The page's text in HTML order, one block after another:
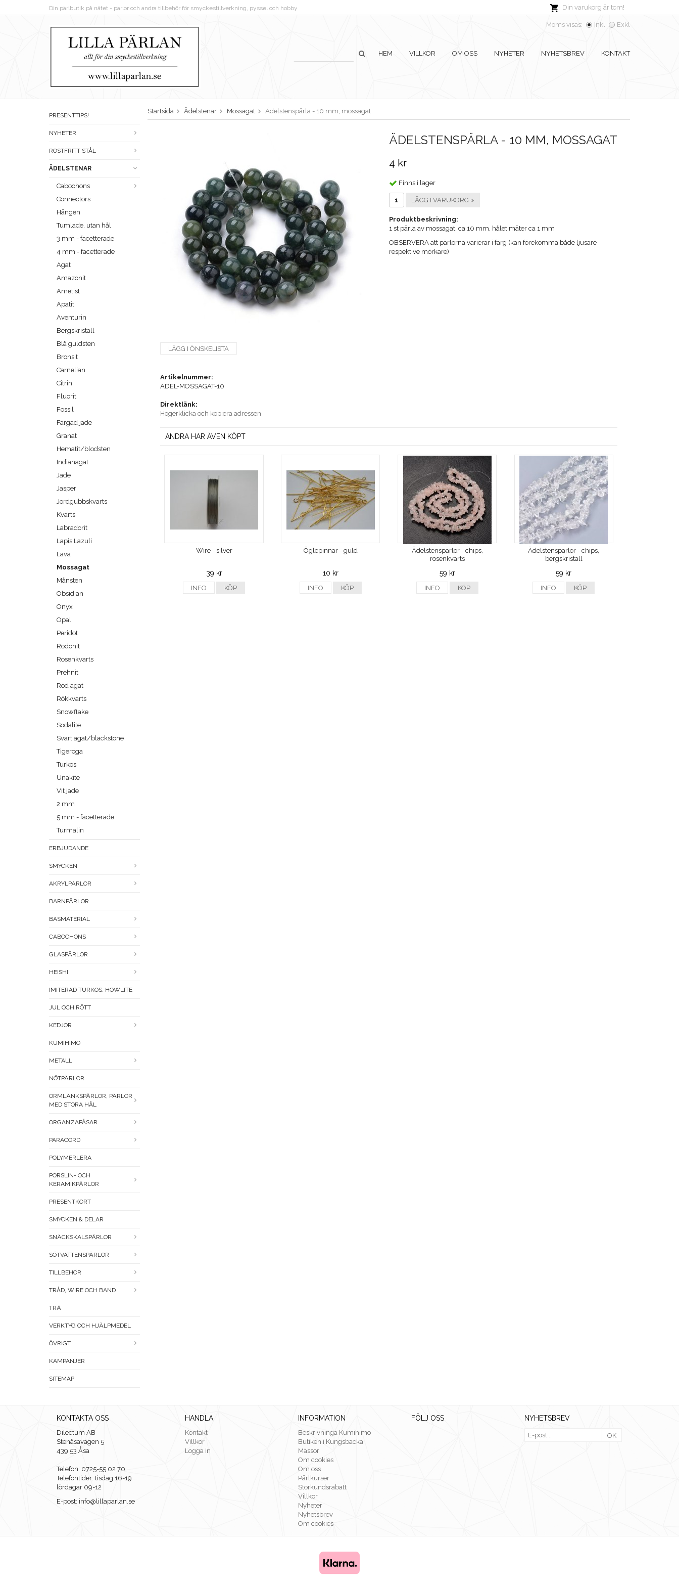
Din varukorg är tom!
Din pärlbutik på nätet - pärlor och andra tillbehör för smyckestillverkning, pyssel och hobby
Moms visas: Inkl Exkl
HEM VILLKOR OM OSS NYHETER NYHETSBREV KONTAKT
PRESENTTIPS!
NYHETER
ROSTFRITT STÅL
ÄDELSTENAR
Cabochons
Connectors
Hängen
Tumlade, utan hål
3 mm - facetterade
4 mm - facetterade
Agat
Amazonit
Ametist
Apatit
Aventurin
Bergskristall
Blå guldsten
Bronsit
Carnelian
Citrin
Fluorit
Fossil
Färgad jade
Granat
Hematit/blodsten
Indianagat
Jade
Jasper
Jordgubbskvarts
Kvarts
Labradorit
Lapis Lazuli
Lava
Mossagat
Månsten
Obsidian
Onyx
Opal
Peridot
Rodonit
Rosenkvarts
Prehnit
Röd agat
Rökkvarts
Snowflake
Sodalite
Svart agat/blackstone
Tigeröga
Turkos
Unakite
Vit jade
2 mm
5 mm - facetterade
Turmalin
ERBJUDANDE
SMYCKEN
AKRYLPÄRLOR
BARNPÄRLOR
BASMATERIAL
CABOCHONS
GLASPÄRLOR
HEISHI
IMITERAD TURKOS, HOWLITE
JUL OCH RÖTT
KEDJOR
KUMIHIMO
METALL
NÖTPÄRLOR
ORMLÄNKSPÄRLOR, PÄRLOR
MED STORA HÅL
ORGANZAPÅSAR
PARACORD
POLYMERLERA
PORSLIN- OCH
KERAMIKPÄRLOR
PRESENTKORT
SMYCKEN & DELAR
SNÄCKSKALSPÄRLOR
SÖTVATTENSPÄRLOR
TILLBEHÖR
TRÅD, WIRE OCH BAND
TRÄ
VERKTYG OCH HJÄLPMEDEL
ÖVRIGT
KAMPANJER
SITEMAP
Startsida Ädelstenar Mossagat Ädelstenspärla - 10 mm, mossagat
ÄDELSTENSPÄRLA - 10 MM, MOSSAGAT
4 kr
Finns i lager
LÄGG I VARUKORG »
Produktbeskrivning:
1 st pärla av mossagat, ca 10 mm, hålet mäter ca 1 mm
OBSERVERA att pärlorna varierar i färg (kan förekomma både ljusare
respektive mörkare)
LÄGG I ÖNSKELISTA
Artikelnummer:
ADEL-MOSSAGAT-10
Direktlänk:
Högerklicka och kopiera adressen
ANDRA HAR ÄVEN KÖPT
Wire - silver
39 kr
INFO KÖP
Öglepinnar - guld
10 kr
INFO KÖP
Ädelstenspärlor - chips,
rosenkvarts
59 kr
INFO KÖP
Ädelstenspärlor - chips,
bergskristall
59 kr
INFO KÖP
KONTAKTA OSS
Dilectum AB
Stenåsavägen 5
439 53 Åsa
Telefon: 0725-55 02 70
Telefontider: tisdag 16-19
lördagar 09-12
E-post: info@lillaparlan.se
HANDLA
Kontakt
Villkor
Logga in
INFORMATION
Beskrivninga Kumihimo
Butiken i Kungsbacka
Mässor
Om cookies
Om oss
Pärlkurser
Storkundsrabatt
Villkor
Nyheter
Nyhetsbrev
Om cookies
FÖLJ OSS NYHETSBREV
OK